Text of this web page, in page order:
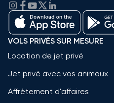
VOLS PRIVÉS SUR MESURE
Location de jet privé
Jet privé avec vos animaux
Affrètement d'affaires